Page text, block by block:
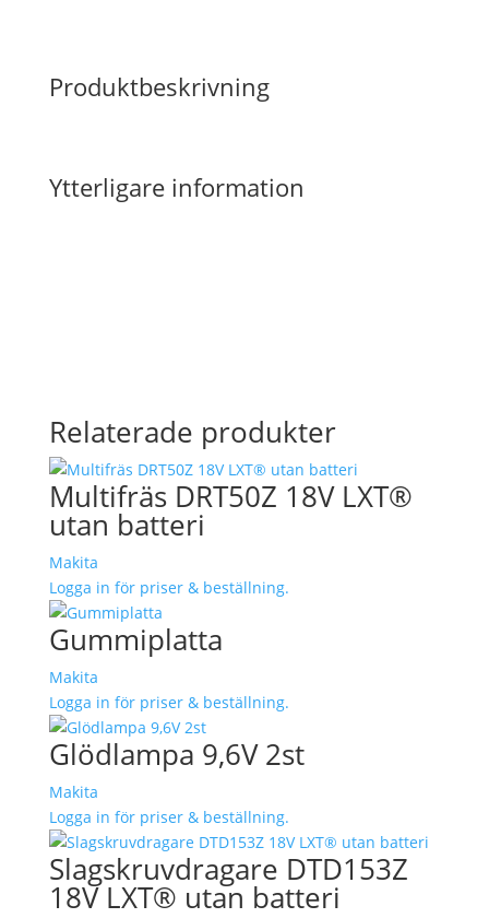
Produktbeskrivning
Ytterligare information
Relaterade produkter
Multifräs DRT50Z 18V LXT®
utan batteri
Makita
Logga in för priser & beställning.
Gummiplatta
Makita
Logga in för priser & beställning.
Glödlampa 9,6V 2st
Makita
Logga in för priser & beställning.
Slagskruvdragare DTD153Z
18V LXT® utan batteri